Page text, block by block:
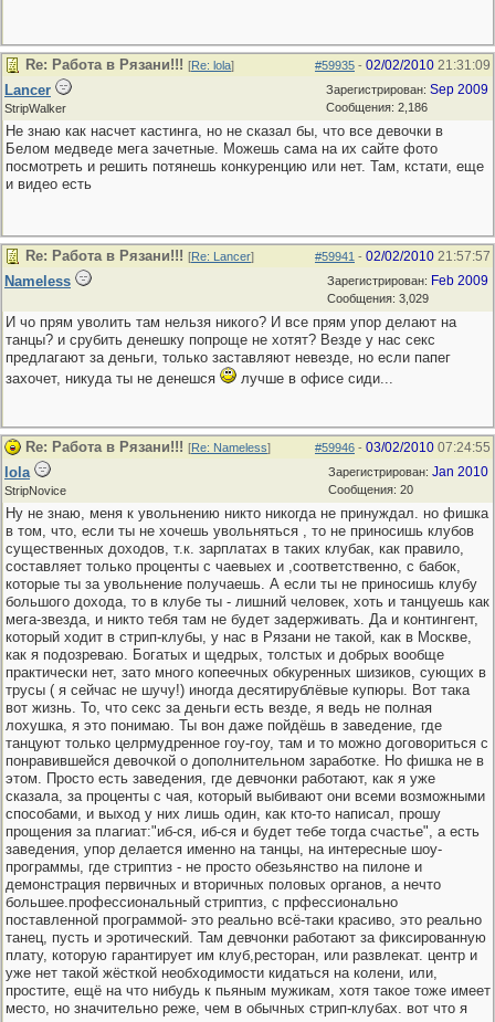
#59935 - 02/02/2010 21:31:09
Re: Работа в Рязани!!! [Re: lola]
Зарегистрирован: Sep 2009
Сообщения: 2,186
Lancer
StripWalker
Не знаю как насчет кастинга, но не сказал бы, что все девочки в
Белом медведе мега зачетные. Можешь сама на их сайте фото
посмотреть и решить потянешь конкуренцию или нет. Там, кстати, еще
и видео есть
#59941 - 02/02/2010 21:57:57
Re: Работа в Рязани!!! [Re: Lancer]
Зарегистрирован: Feb 2009
Сообщения: 3,029
Nameless
И чо прям уволить там нельзя никого? И все прям упор делают на
танцы? и срубить денешку попроще не хотят? Везде у нас секс
предлагают за деньги, только заставляют невезде, но если папег
захочет, никуда ты не денешся
лучше в офисе сиди...
#59946 - 03/02/2010 07:24:55
Re: Работа в Рязани!!! [Re: Nameless]
Зарегистрирован: Jan 2010
Сообщения: 20
lola
StripNovice
Ну не знаю, меня к увольнению никто никогда не принуждал. но фишка
в том, что, если ты не хочешь увольняться , то не приносишь клубов
существенных доходов, т.к. зарплатах в таких клубак, как правило,
составляет только проценты с чаевыех и ,соответственно, с бабок,
которые ты за увольнение получаешь. А если ты не приносишь клубу
большого дохода, то в клубе ты - лишний человек, хоть и танцуешь как
мега-звезда, и никто тебя там не будет задерживать. Да и контингент,
который ходит в стрип-клубы, у нас в Рязани не такой, как в Москве,
как я подозреваю. Богатых и щедрых, толстых и добрых вообще
практически нет, зато много копеечных обкуренных шизиков, сующих в
трусы ( я сейчас не шучу!) иногда десятирублёвые купюры. Вот така
вот жизнь. То, что секс за деньги есть везде, я ведь не полная
лохушка, я это понимаю. Ты вон даже пойдёшь в заведение, где
танцуют только целрмудренное гоу-гоу, там и то можно договориться с
понравившейся девочкой о дополнительном заработке. Но фишка не в
этом. Просто есть заведения, где девчонки работают, как я уже
сказала, за проценты с чая, который выбивают они всеми возможными
способами, и выход у них лишь один, как кто-то написал, прошу
прощения за плагиат:"иб-ся, иб-ся и будет тебе тогда счастье", а есть
заведения, упор делается именно на танцы, на интересные шоу-
программы, где стриптиз - не просто обезьянство на пилоне и
демонстрация первичных и вторичных половых органов, а нечто
большее.профессиональный стриптиз, с прфессионально
поставленной программой- это реально всё-таки красиво, это реально
танец, пусть и эротический. Там девчонки работают за фиксированную
плату, которую гарантирует им клуб,ресторан, или развлекат. центр и
уже нет такой жёсткой необходимости кидаться на колени, или,
простите, ещё на что нибудь к пьяным мужикам, хотя такое тоже имеет
место, но значительно реже, чем в обычных стрип-клубах. вот что я